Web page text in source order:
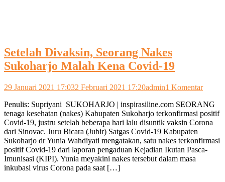
Setelah Divaksin, Seorang Nakes
Sukoharjo Malah Kena Covid-19
29 Januari 2021 17:032 Februari 2021 17:20admin1 Komentarpada
Nakes
Malah
Kena
Penulis: Supriyani SUKOHARJO | inspirasiline.com SEORANG
tenaga kesehatan (nakes) Kabupaten Sukoharjo terkonfirmasi positif
Covid-19, justru setelah beberapa hari lalu disuntik vaksin Corona
dari Sinovac. Juru Bicara (Jubir) Satgas Covid-19 Kabupaten
Sukoharjo dr Yunia Wahdiyati mengatakan, satu nakes terkonfirmasi
positif Covid-19 dari laporan pengaduan Kejadian Ikutan Pasca-
Imunisasi (KIPI). Yunia meyakini nakes tersebut dalam masa
inkubasi virus Corona pada saat […]